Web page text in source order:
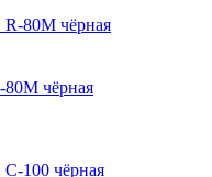
80M чёрная